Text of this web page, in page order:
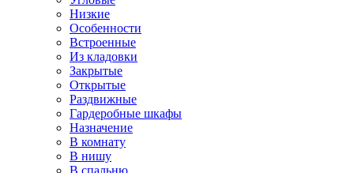
Низкие
Особенности
Встроенные
Из кладовки
Закрытые
Открытые
Раздвижные
Гардеробные шкафы
Назначение
В комнату
В нишу
В спальню